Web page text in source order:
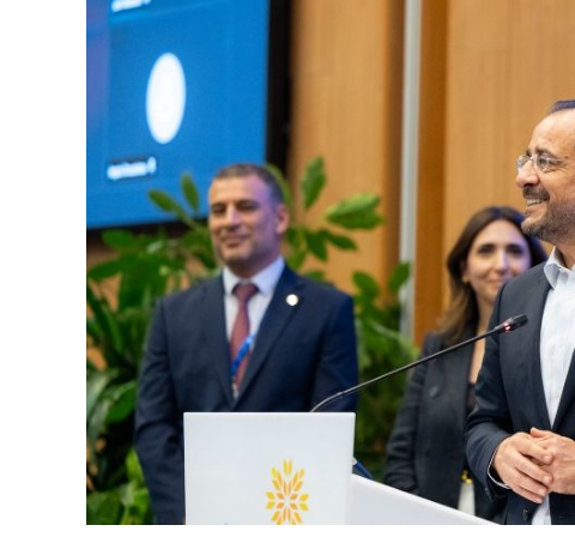
Αναρωτήθηκε ποτέ κανείς γιατί, μετά από
έχει διαμορφώσει μια μακροπρόθεσμη εθνική
θητείες; Γιατί κάθε Πρόεδρος ξεκινά σχεδόν
αντικείμενο εσωτερικής πολιτικής
συνεννόησης;
Η ιστορία δεν γράφεται μόνο από τις
που λαμβάνονται – ή δεν λαμβάνονται – κάθε
Η ευθύνη, λοιπόν, δεν μπορεί να αποδίδεται
κυβέρνηση. Βαρύνει συνολικά το πολιτικό
Κυπριακής Δημοκρατίας επί μισό και πλέον
συμμετείχε στη λήψη αποφάσεων έχει το δικό
παραλείψεις και τις χαμένες ευκαιρίες.
Αυτό δεν σημαίνει ότι η ευθύνη του εισβολέα
δύναμη κατοχής και φέρει την ευθύνη για τη